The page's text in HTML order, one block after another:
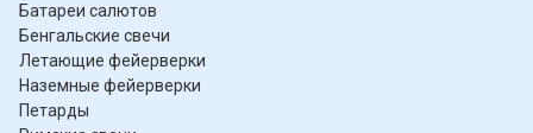
Батареи салютов
Бенгальские свечи
Летающие фейерверки
Наземные фейерверки
Петарды